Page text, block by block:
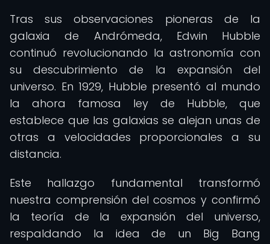
Tras sus observaciones pioneras de la
galaxia de Andrómeda, Edwin Hubble
continuó revolucionando la astronomía con
su descubrimiento de la expansión del
universo. En 1929, Hubble presentó al mundo
la ahora famosa ley de Hubble, que
establece que las galaxias se alejan unas de
otras a velocidades proporcionales a su
distancia.
Este hallazgo fundamental transformó
nuestra comprensión del cosmos y confirmó
la teoría de la expansión del universo,
respaldando la idea de un Big Bang